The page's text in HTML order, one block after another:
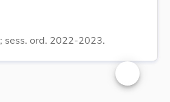
; sess. ord. 2022-2023.
Changer la